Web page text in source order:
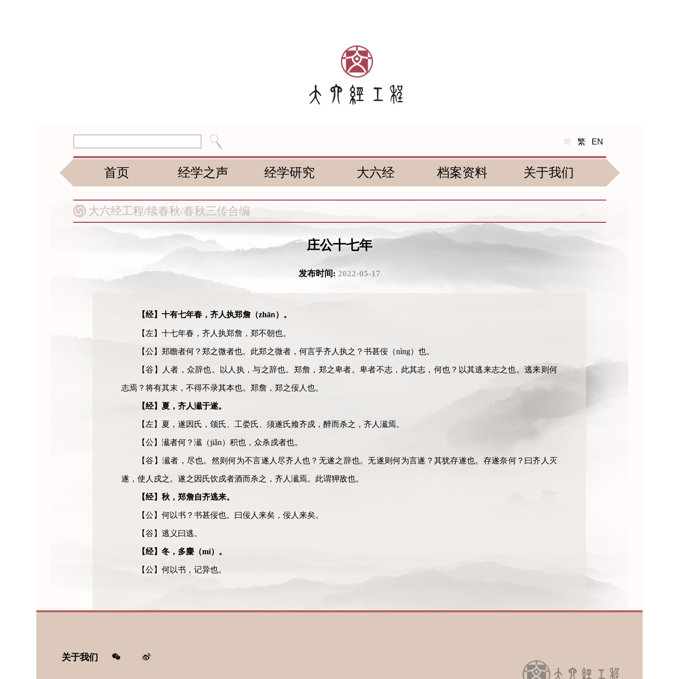
简 繁 EN
首页 经学之声 经学研究 大六经 档案资料 关于我们
大六经工程/续春秋/春秋三传合编
庄公十七年
发布时间: 2022-05-17
【经】十有七年春，齐人执郑詹 （zhān） 。
【左】十七年春，齐人执郑詹，郑不朝也。
【公】郑瞻者何？郑之微者也。此郑之微者，何言乎齐人执之？书甚佞 （nìng） 也。
【谷】人者，众辞也。以人执，与之辞也。郑詹，郑之卑者。卑者不志，此其志，何也？以其逃来志之也。逃来则何
志焉？将有其末，不得不录其本也。郑詹，郑之佞人也。
【经】夏，齐人瀐于遂。
【左】夏，遂因氏，颌氏、工娄氏、须遂氏飨齐戍，醉而杀之，齐人 瀐焉。
【公】 瀐者何？瀐 （jiǎn） 积也，众杀戍者也。
【谷】瀐者 ， 尽也。然则何为不言遂人尽齐人也？无遂之辞也。无遂则何为言遂？其犹存遂也。存遂奈何？曰齐人灭
遂，使人戍之。遂之因氏饮戍者酒而杀之，齐人瀐焉。此谓狎敌也。
【经】秋，郑詹自齐逃来。
【公】何以书？书甚佞也。曰佞人来矣，佞人来矣。
【谷】逃义曰逃。
【经】冬，多麋（mí） 。
【公】何以书，记异也。
关于我们